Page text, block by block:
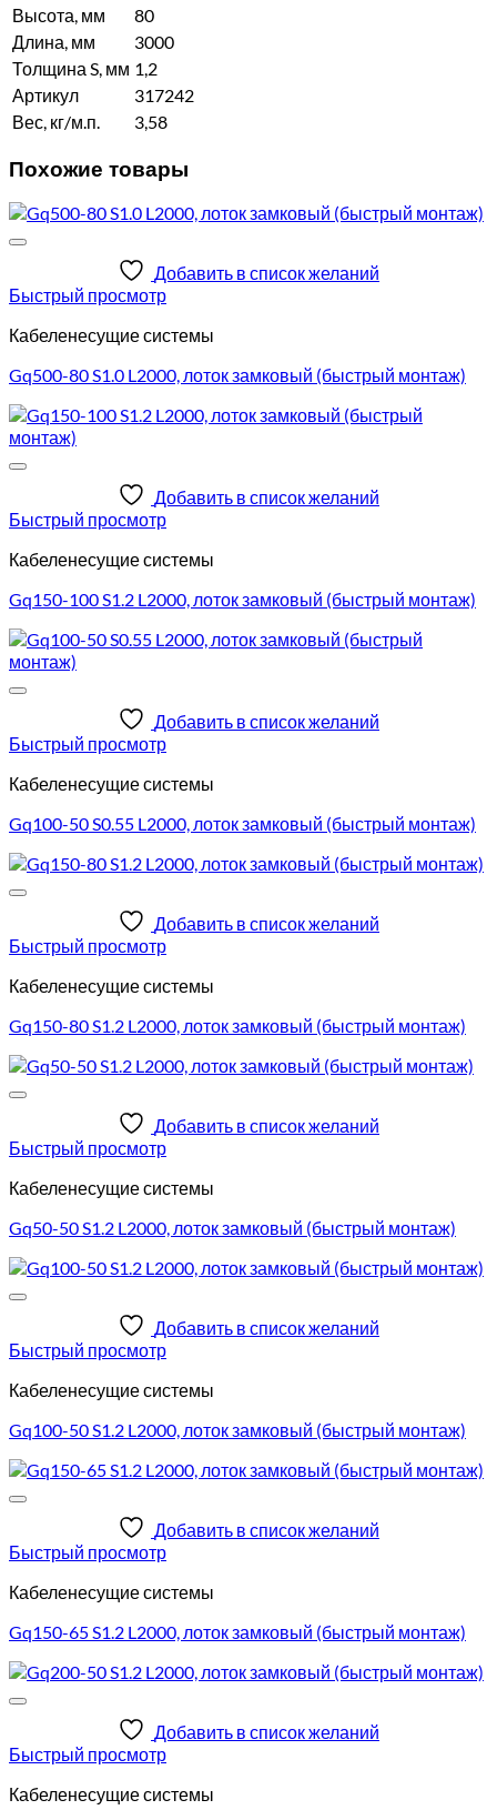
Высота, мм
80
Длина, мм
3000
Толщина S, мм 1,2
Артикул
317242
Вес, кг/м.п.
3,58
Похожие товары
Добавить в список желаний
Быстрый просмотр
Кабеленесущие системы
Gq500-80 S1.0 L2000, лоток замковый (быстрый монтаж)
Добавить в список желаний
Быстрый просмотр
Кабеленесущие системы
Gq150-100 S1.2 L2000, лоток замковый (быстрый монтаж)
Добавить в список желаний
Быстрый просмотр
Кабеленесущие системы
Gq100-50 S0.55 L2000, лоток замковый (быстрый монтаж)
Добавить в список желаний
Быстрый просмотр
Кабеленесущие системы
Gq150-80 S1.2 L2000, лоток замковый (быстрый монтаж)
Добавить в список желаний
Быстрый просмотр
Кабеленесущие системы
Gq50-50 S1.2 L2000, лоток замковый (быстрый монтаж)
Добавить в список желаний
Быстрый просмотр
Кабеленесущие системы
Gq100-50 S1.2 L2000, лоток замковый (быстрый монтаж)
Добавить в список желаний
Быстрый просмотр
Кабеленесущие системы
Gq150-65 S1.2 L2000, лоток замковый (быстрый монтаж)
Добавить в список желаний
Быстрый просмотр
Кабеленесущие системы